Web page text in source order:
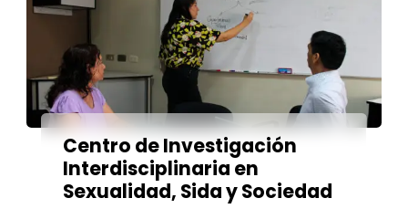
Centro de Investigación
Interdisciplinaria en
Sexualidad, Sida y Sociedad